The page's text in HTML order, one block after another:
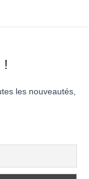
!
les nouveautés,